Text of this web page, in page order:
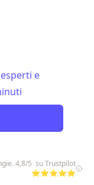
e
4,8/5 su Trustpilot
⭐⭐⭐⭐⭐